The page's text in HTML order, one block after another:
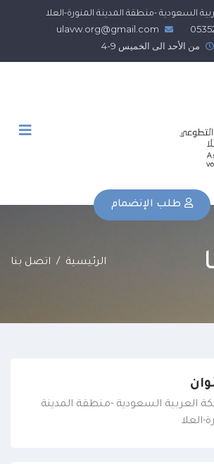
السعودية -منطقة المدينة المنورة-العلا
ulavw.org@gmail.com
من الأحد الى الخميس 9-4
طلب الإنضمام
الرئيسية اتصل بنا
العربية السعودية -منطقة المدينة
العلا